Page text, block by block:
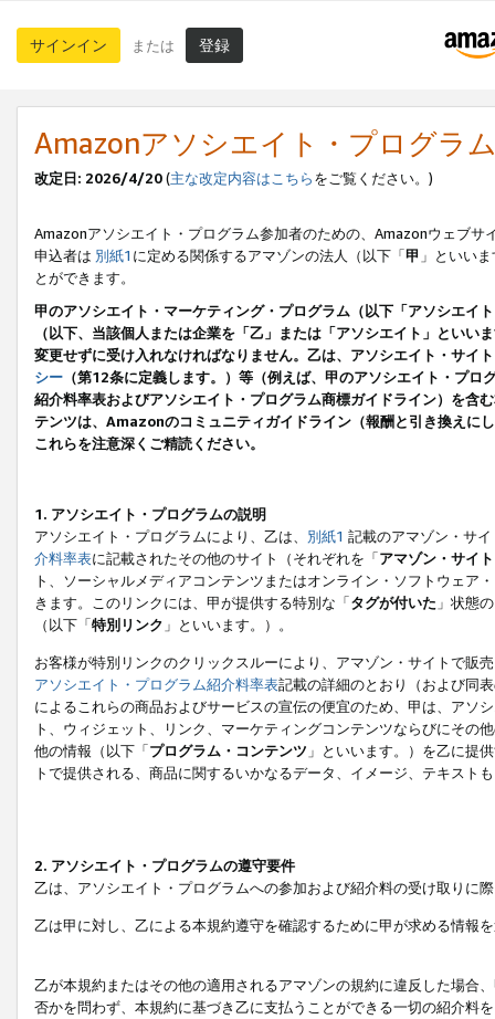
サインイン または 登録
Amazonアソシエイト・プログラ
改定日: 2026/4/20(主な改定内容はこちらをご覧ください。)
Amazonアソシエイト・プログラム参加者のための、Amazonウェブサ
申込者は 別紙1 に定める関係するアマゾンの法人（以下「甲 」といい
とができます。
甲のアソシエイト・マーケティング・プログラム（以下「アソシエイ
（以下、当該個人または企業を「乙」または「アソシエイト」とい
変更せずに受け入れなければなりません。乙は、アソシエイト・サイ
シー （第12条に定義します。）等（例えば、甲のアソシエイト・プ
紹介料率表およびアソシエイト・プログラム商標ガイドライン）を
テンツは、Amazonのコミュニティガイドライン（報酬と引き換えに
これらを注意深くご精読ください。
1. アソシエイト・プログラムの説明
アソシエイト・プログラムにより、乙は、 別紙1 記載のアマゾン・サ
介料率表に記載されたその他のサイト（それぞれを「アマゾン・サイト
ト、ソーシャルメディアコンテンツまたはオンライン・ソフトウェア
きます。このリンクには、甲が提供する特別な「タグが付いた 」状態
（以下「特別リンク 」といいます。）。
お客様が特別リンクのクリックスルーにより、アマゾン・サイトで販
アソシエイト・プログラム紹介料率表記載の詳細のとおり（および同
によるこれらの商品およびサービスの宣伝の便宜のため、甲は、アソ
ト、ウィジェット、リンク、マーケティングコンテンツならびにその
他の情報（以下「プログラム・コンテンツ 」といいます。）を乙に提
トで提供される、商品に関するいかなるデータ、イメージ、テキス
2. アソシエイト・プログラムの遵守要件
乙は、アソシエイト・プログラムへの参加および紹介料の受け取りに
乙は甲に対し、乙による本規約遵守を確認するために甲が求める情報
乙が本規約またはその他の適用されるアマゾンの規約に違反した場合
否かを問わず、本規約に基づき乙に支払うことができる一切の紹介料